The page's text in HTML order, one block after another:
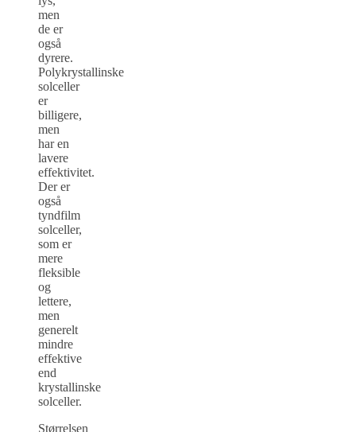
men
de er
også
dyrere.
Polykrystallinske
solceller
er
billigere,
men
har en
lavere
effektivitet.
Der er
også
tyndfilm
solceller,
som er
mere
fleksible
og
lettere,
men
generelt
mindre
effektive
end
krystallinske
solceller.
Størrelsen